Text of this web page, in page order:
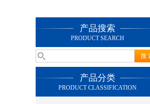
产品搜索
PRODUCT SEARCH
产品分类
PRODUCT CLASSIFICATION